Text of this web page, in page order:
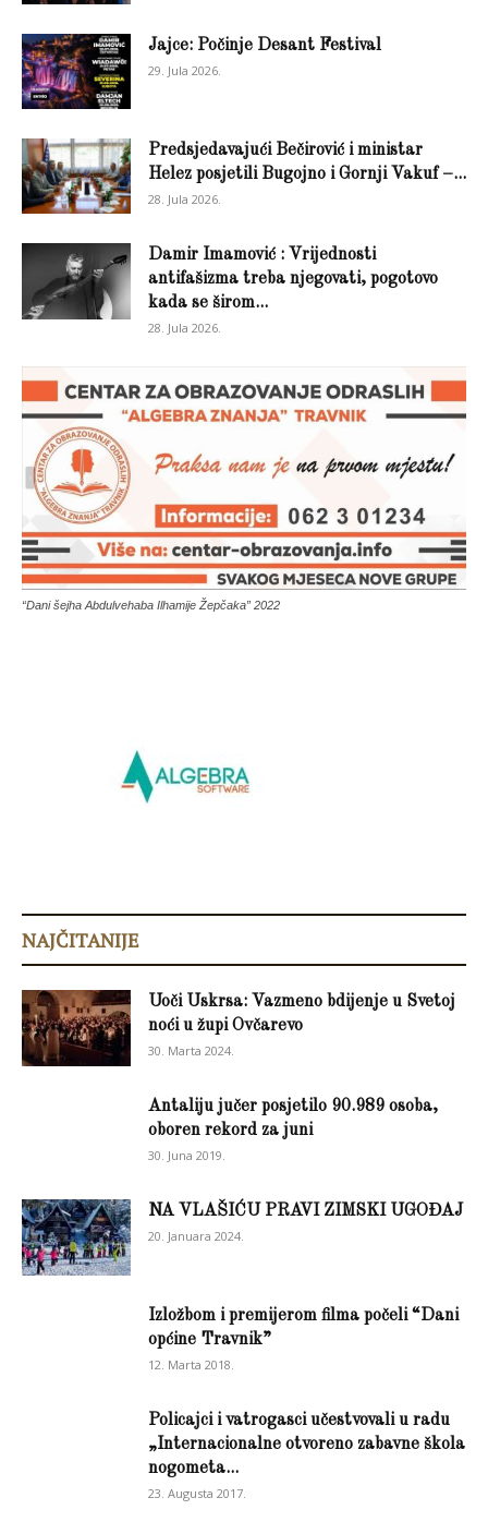
Jajce: Počinje Desant Festival
29. Jula 2026.
Predsjedavajući Bečirović i ministar
Helez posjetili Bugojno i Gornji Vakuf –...
28. Jula 2026.
Damir Imamović : Vrijednosti
antifašizma treba njegovati, pogotovo
kada se širom...
28. Jula 2026.
“Dani šejha Abdulvehaba Ilhamije Žepčaka” 2022
NAJČITANIJE
Uoči Uskrsa: Vazmeno bdijenje u Svetoj
noći u župi Ovčarevo
30. Marta 2024.
Antaliju jučer posjetilo 90.989 osoba,
oboren rekord za juni
30. Juna 2019.
NA VLAŠIĆU PRAVI ZIMSKI UGOĐAJ
20. Januara 2024.
Izložbom i premijerom filma počeli “Dani
općine Travnik”
12. Marta 2018.
Policajci i vatrogasci učestvovali u radu
„Internacionalne otvoreno zabavne škola
nogometa...
23. Augusta 2017.